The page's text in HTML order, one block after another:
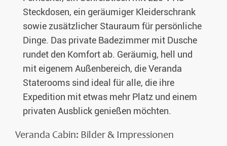
Steckdosen, ein geräumiger Kleiderschrank
sowie zusätzlicher Stauraum für persönliche
Dinge. Das private Badezimmer mit Dusche
rundet den Komfort ab. Geräumig, hell und
mit eigenem Außenbereich, die Veranda
Staterooms sind ideal für alle, die ihre
Expedition mit etwas mehr Platz und einem
privaten Ausblick genießen möchten.
Veranda Cabin: Bilder & Impressionen